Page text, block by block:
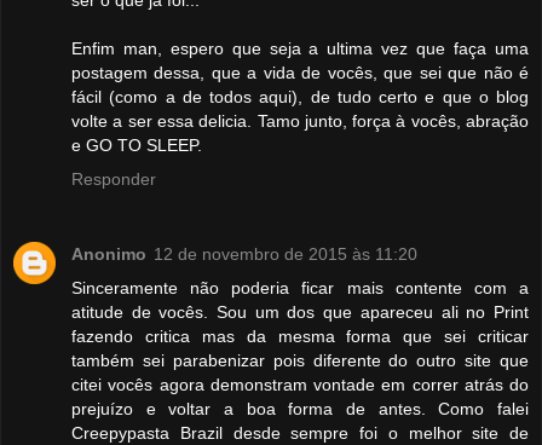
Enfim man, espero que seja a ultima vez que faça uma
postagem dessa, que a vida de vocês, que sei que não é
fácil (como a de todos aqui), de tudo certo e que o blog
volte a ser essa delicia. Tamo junto, força à vocês, abração
e GO TO SLEEP.
Responder
Anonimo 12 de novembro de 2015 às 11:20
Sinceramente não poderia ficar mais contente com a
atitude de vocês. Sou um dos que apareceu ali no Print
fazendo critica mas da mesma forma que sei criticar
também sei parabenizar pois diferente do outro site que
citei vocês agora demonstram vontade em correr atrás do
prejuízo e voltar a boa forma de antes. Como falei
Creepypasta Brazil desde sempre foi o melhor site de